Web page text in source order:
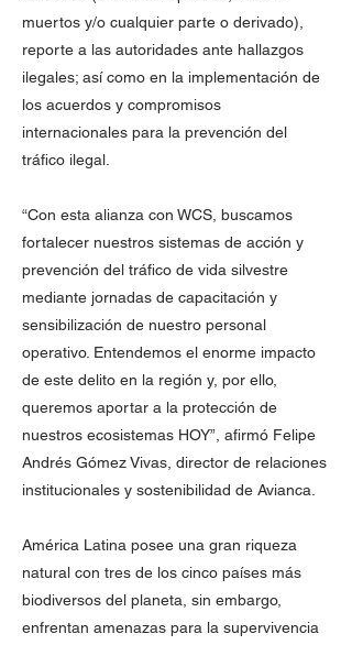
muertos y/o cualquier parte o derivado),
reporte a las autoridades ante hallazgos
ilegales; así como en la implementación de
los acuerdos y compromisos
internacionales para la prevención del
tráfico ilegal.
“Con esta alianza con WCS, buscamos
fortalecer nuestros sistemas de acción y
prevención del tráfico de vida silvestre
mediante jornadas de capacitación y
sensibilización de nuestro personal
operativo. Entendemos el enorme impacto
de este delito en la región y, por ello,
queremos aportar a la protección de
nuestros ecosistemas HOY”, afirmó Felipe
Andrés Gómez Vivas, director de relaciones
institucionales y sostenibilidad de Avianca.
América Latina posee una gran riqueza
natural con tres de los cinco países más
biodiversos del planeta, sin embargo,
enfrentan amenazas para la supervivencia